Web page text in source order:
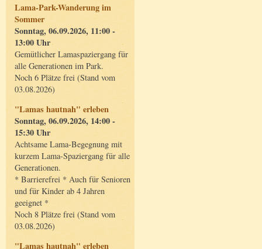
Lama-Park-Wanderung im
Sommer
Sonntag, 06.09.2026, 11:00 -
13:00 Uhr
Gemütlicher Lamaspaziergang für
alle Generationen im Park.
Noch 6 Plätze frei (Stand vom
03.08.2026)
"Lamas hautnah" erleben
Sonntag, 06.09.2026, 14:00 -
15:30 Uhr
Achtsame Lama-Begegnung mit
kurzem Lama-Spaziergang für alle
Generationen.
* Barrierefrei * Auch für Senioren
und für Kinder ab 4 Jahren
geeignet *
Noch 8 Plätze frei (Stand vom
03.08.2026)
"Lamas hautnah" erleben